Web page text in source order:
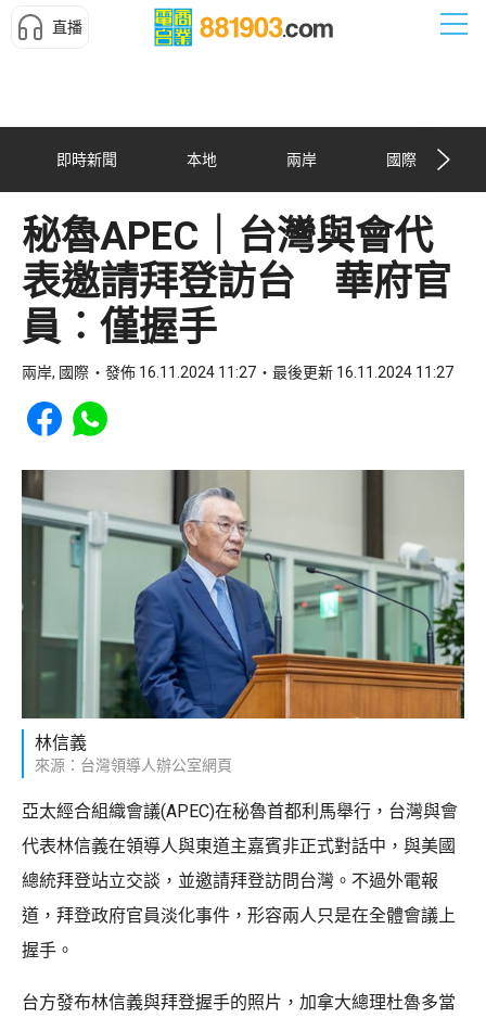
直播
即時新聞 本地 兩岸 國際
秘魯APEC｜台灣與會代
表邀請拜登訪台 華府官
員︰僅握手
兩岸, 國際 發佈 16.11.2024 11:27 最後更新 16.11.2024 11:27
Share to Facebook
Share to WhatsApp
林信義
來源：台灣領導人辦公室網頁
亞太經合組織會議(APEC)在秘魯首都利馬舉行，台灣與會
代表林信義在領導人與東道主嘉賓非正式對話中，與美國
總統拜登站立交談，並邀請拜登訪問台灣。不過外電報
道，拜登政府官員淡化事件，形容兩人只是在全體會議上
握手。
台方發布林信義與拜登握手的照片，加拿大總理杜魯多當